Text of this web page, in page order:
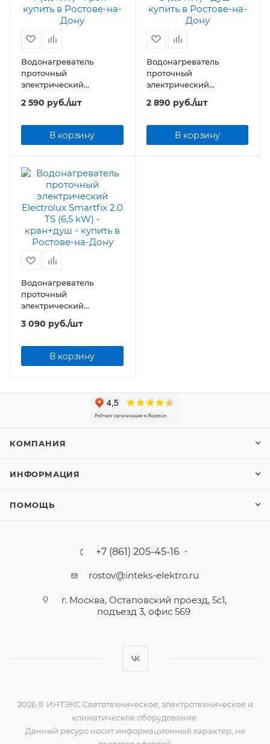
Водонагреватель
проточный
электрический
Electrolux Smartfix 2.0 T
(5,5 kW) - кран
2 590 руб./шт
В корзину
Водонагреватель
проточный
электрический
Electrolux Smartfix 2.0 S
(5,5 kW) - душ
2 890 руб./шт
В корзину
Водонагреватель
проточный
электрический
Electrolux Smartfix 2.0 TS
(6,5 kW) - кран+душ
3 090 руб./шт
В корзину
КОМПАНИЯ
ИНФОРМАЦИЯ
ПОМОЩЬ
+7 (861) 205-45-16
rostov@inteks-elektro.ru
г. Москва, Остаповский проезд, 5с1,
подъезд 3, офис 569
2026 © ИНТЭКС Светотехническое, электротехническое и
климатическое оборудование.
Данный ресурс носит информационный характер, не